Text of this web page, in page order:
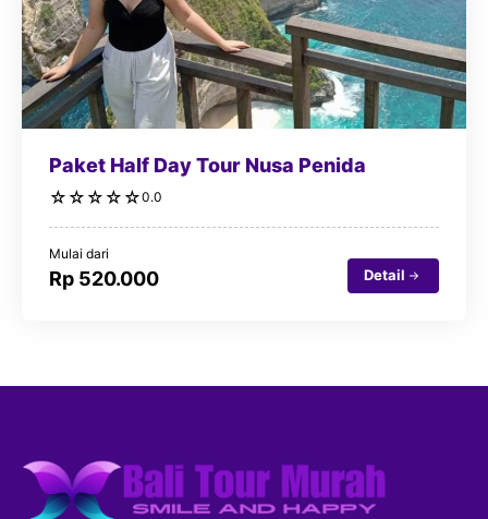
Paket Half Day Tour Nusa Penida
☆ ☆ ☆ ☆ ☆0.0
Mulai dari
Rp 520.000 Detail